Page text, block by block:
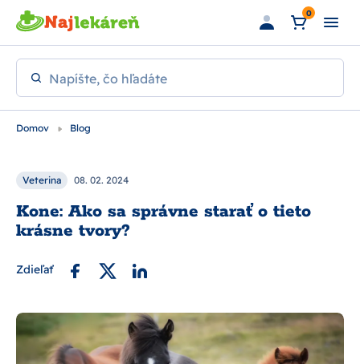
Preskočiť na hlavný obsah 0
Napíšte, čo hľadáte
Domov Blog
Veterina 08. 02. 2024
Zdieľať
Kone: Ako sa správne starať o tieto
krásne tvory?